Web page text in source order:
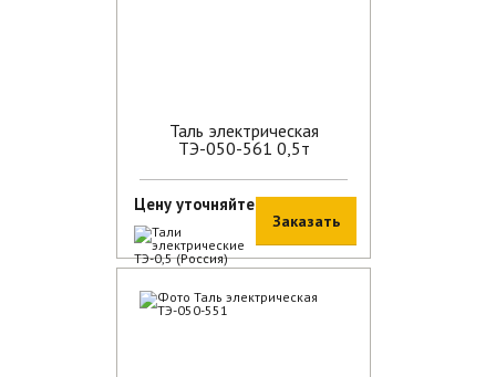
Таль электрическая
ТЭ-050-561 0,5т
Цену уточняйте
Заказать